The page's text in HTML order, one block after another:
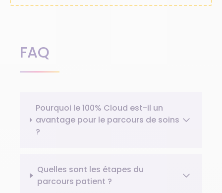
FAQ
Pourquoi le 100% Cloud est-il un
avantage pour le parcours de soins
?
Quelles sont les étapes du
parcours patient ?